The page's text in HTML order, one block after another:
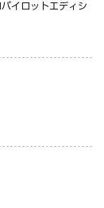
イロットエディシ